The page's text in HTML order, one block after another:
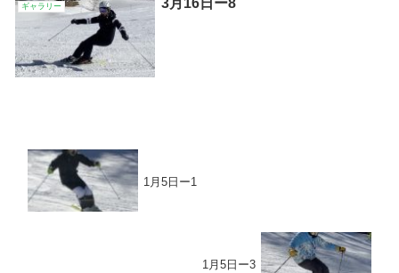
ギャラリー 3月16日ー8
1月5日ー1
1月5日ー3